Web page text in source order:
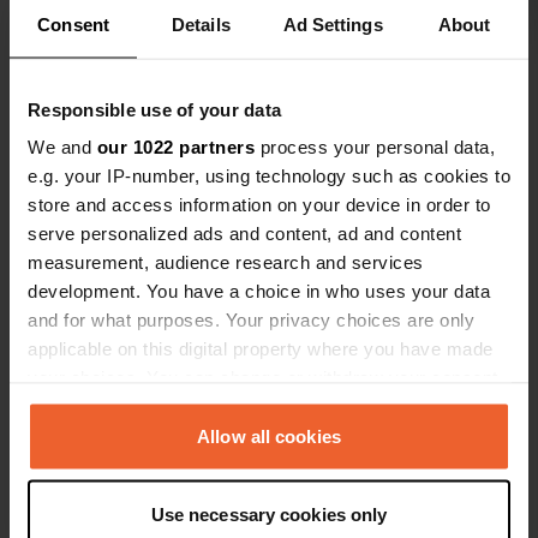
Consent Details Ad Settings About
Responsible use of your data
We and our 1022 partners process your personal data,
e.g. your IP-number, using technology such as cookies to
store and access information on your device in order to
serve personalized ads and content, ad and content
measurement, audience research and services
development. You have a choice in who uses your data
and for what purposes. Your privacy choices are only
applicable on this digital property where you have made
any time from the Cookie Declaration or by clicking on
the Privacy trigger icon.
Collect information about your geographical location
Allow all cookies
Use necessary cookies only
Ben jij hier geweest?
Contact
Coördinaten
48° 34' 58" N 3° 49' 43" W